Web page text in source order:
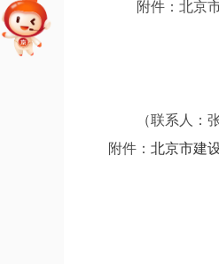
附件：北京市
（联系人：张瑞
附件： 北京市建